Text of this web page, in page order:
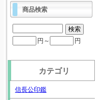
商品検索
円～ 円
カテゴリ
信長公印鑑